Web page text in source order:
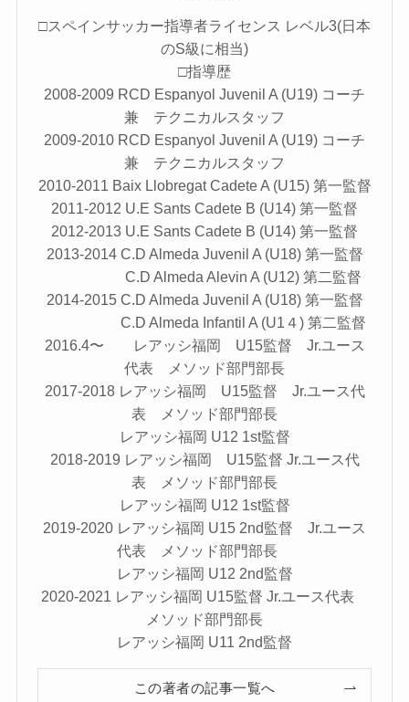
□スペインサッカー指導者ライセンス レベル3(日本
のS級に相当)
□指導歴
2008-2009 RCD Espanyol Juvenil A (U19) コーチ
兼 テクニカルスタッフ
2009-2010 RCD Espanyol Juvenil A (U19) コーチ
兼 テクニカルスタッフ
2010-2011 Baix Llobregat Cadete A (U15) 第一監督
2011-2012 U.E Sants Cadete B (U14) 第一監督
2012-2013 U.E Sants Cadete B (U14) 第一監督
2013-2014 C.D Almeda Juvenil A (U18) 第一監督
C.D Almeda Alevin A (U12) 第二監督
2014-2015 C.D Almeda Juvenil A (U18) 第一監督
C.D Almeda Infantil A (U1４) 第二監督
2016.4〜 レアッシ福岡 U15監督 Jr.ユース
代表 メソッド部門部長
2017-2018 レアッシ福岡 U15監督 Jr.ユース代
表 メソッド部門部長
レアッシ福岡 U12 1st監督
2018-2019 レアッシ福岡 U15監督 Jr.ユース代
表 メソッド部門部長
レアッシ福岡 U12 1st監督
2019-2020 レアッシ福岡 U15 2nd監督 Jr.ユース
代表 メソッド部門部長
レアッシ福岡 U12 2nd監督
2020-2021 レアッシ福岡 U15監督 Jr.ユース代表
メソッド部門部長
レアッシ福岡 U11 2nd監督
この著者の記事一覧へ